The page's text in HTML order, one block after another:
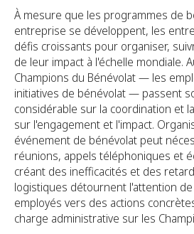
À mesure que les programmes de
entreprise se développent, les
défis croissants pour organiser,
de leur impact à l'échelle mondiale.
Champions du Bénévolat — les
initiatives de bénévolat — passent
considérable sur la coordination et
sur l'engagement et l'impact.
événement de bénévolat peut
réunions, appels téléphoniques et
créant des inefficacités et des
logistiques détournent l'attention
employés vers des actions
charge administrative sur les